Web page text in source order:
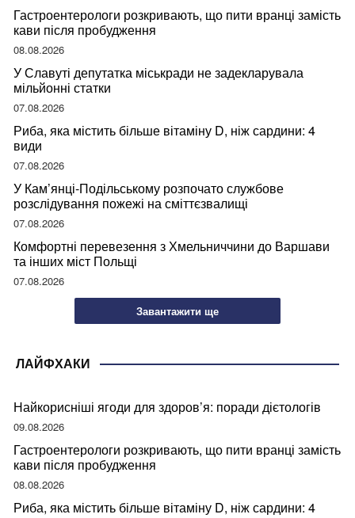
Гастроентерологи розкривають, що пити вранці замість
кави після пробудження
08.08.2026
У Славуті депутатка міськради не задекларувала
мільйонні статки
07.08.2026
Риба, яка містить більше вітаміну D, ніж сардини: 4
види
07.08.2026
У Кам’янці-Подільському розпочато службове
розслідування пожежі на сміттєзвалищі
07.08.2026
Комфортні перевезення з Хмельниччини до Варшави
та інших міст Польщі
07.08.2026
Завантажити ще
ЛАЙФХАКИ
Найкорисніші ягоди для здоров’я: поради дієтологів
09.08.2026
Гастроентерологи розкривають, що пити вранці замість
кави після пробудження
08.08.2026
Риба, яка містить більше вітаміну D, ніж сардини: 4